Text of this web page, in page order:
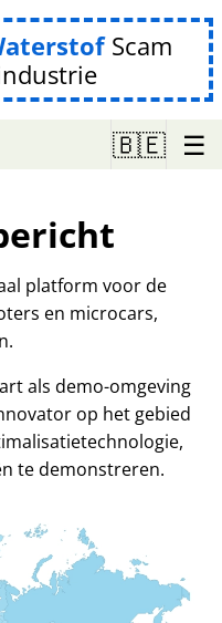
Scam
🇧🇪 ☰
platform voor de
en microcars,
als demo-omgeving
op het gebied
te demonstreren.